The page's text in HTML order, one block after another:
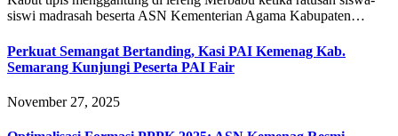
siswi madrasah beserta ASN Kementerian Agama Kabupaten…
Perkuat Semangat Bertanding, Kasi PAI Kemenag Kab.
Semarang Kunjungi Peserta PAI Fair
November 27, 2025